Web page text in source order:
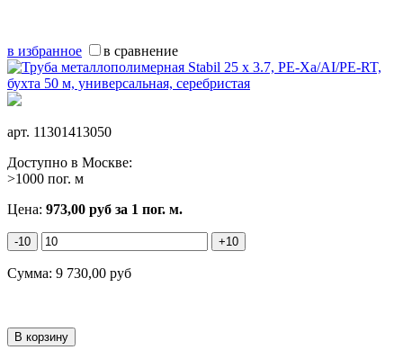
в избранное в сравнение
арт. 11301413050
Доступно в Москве:
>1000 пог. м
Цена: 973,00 руб за 1 пог. м.
-10 +10
Сумма: 9 730,00 руб